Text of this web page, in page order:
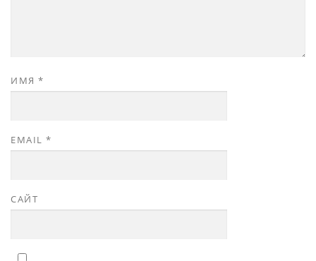
ИМЯ *
EMAIL *
САЙТ